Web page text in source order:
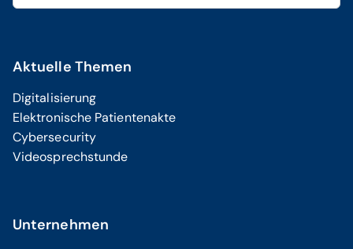
Aktuelle Themen
Digitalisierung
Elektronische Patientenakte
Cybersecurity
Videosprechstunde
Unternehmen